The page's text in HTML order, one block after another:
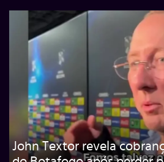
John Textor revela